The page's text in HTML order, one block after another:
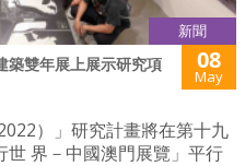
新聞
築雙年展上展示研究項
08
May
）」研究計畫將在第十九
界－中國澳門展覽」平行